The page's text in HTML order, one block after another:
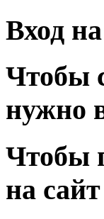
Вход
Чтобы
нужно
Чтобы
на сайт